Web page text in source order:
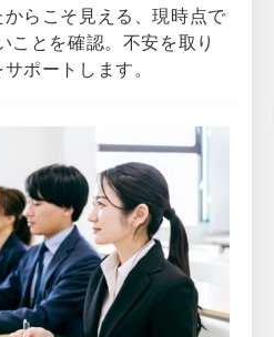
らこそ見える、現時点で
ことを確認。不安を取り
ポートします。